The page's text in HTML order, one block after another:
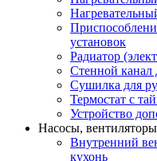
установок
Радиатор
Стенной канал
Сушилка для
Термостат с
Устройство
Насосы,
Внутренний
кухонь